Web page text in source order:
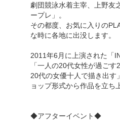
劇団競泳水着主宰、上野友
ープレ」。
その都度、お気に入りの
な時に各地に出没します。
2011年6月に上演された「
「一人の20代女性が過ご
20代の女優十人で描き出す
ョップ形式から作品を立ち
◆アフターイベント◆